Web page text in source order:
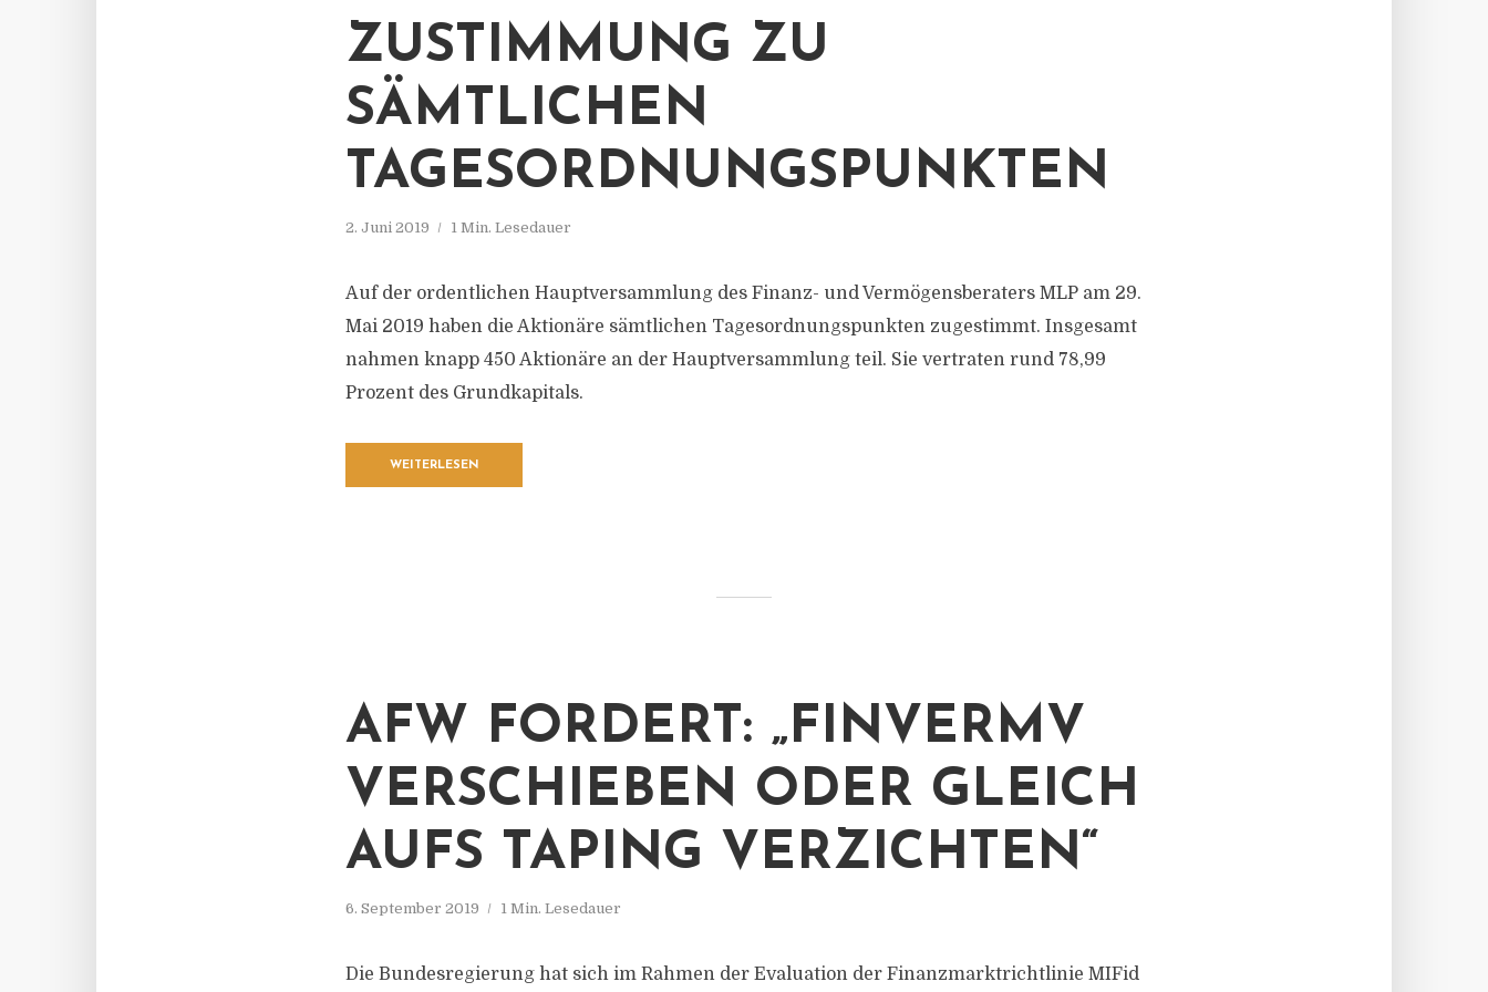
ZUSTIMMUNG ZU
SÄMTLICHEN
TAGESORDNUNGSPUNKTEN
2. Juni 2019 1 Min. Lesedauer
Auf der ordentlichen Hauptversammlung des Finanz- und Vermögensberaters MLP am 29.
Mai 2019 haben die Aktionäre sämtlichen Tagesordnungspunkten zugestimmt. Insgesamt
nahmen knapp 450 Aktionäre an der Hauptversammlung teil. Sie vertraten rund 78,99
Prozent des Grundkapitals.
WEITERLESEN
AFW FORDERT: „FINVERMV
VERSCHIEBEN ODER GLEICH
AUFS TAPING VERZICHTEN“
6. September 2019 1 Min. Lesedauer
Die Bundesregierung hat sich im Rahmen der Evaluation der Finanzmarktrichtlinie MIFid